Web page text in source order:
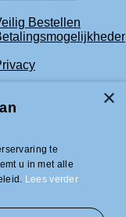
Bestellen
te
u in met alle
Lees verder